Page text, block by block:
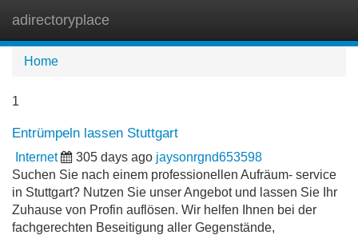
adirectoryplace
Home
1
Entrümpeln lassen Stuttgart
Internet 305 days ago jaysonrgnd653598
Suchen Sie nach einem professionellen Aufräum- service
in Stuttgart? Nutzen Sie unser Angebot und lassen Sie Ihr
Zuhause von Profin auflösen. Wir helfen Ihnen bei der
fachgerechten Beseitigung aller Gegenstände,